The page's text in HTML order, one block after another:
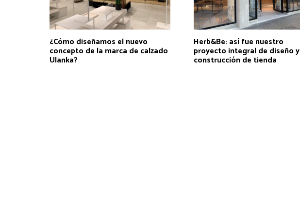
¿Cómo diseñamos el nuevo
concepto de la marca de calzado
Ulanka?
Herb&Be: así fue nuestro
proyecto integral de diseño y
construcción de tienda